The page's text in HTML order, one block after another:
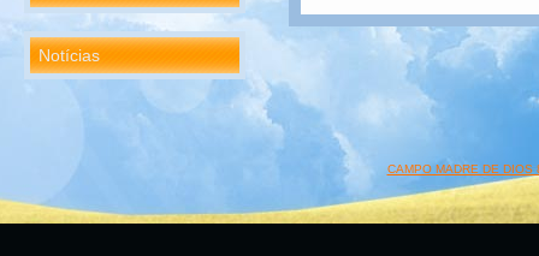
Notícias
CAMPO MADRE DE DIOS